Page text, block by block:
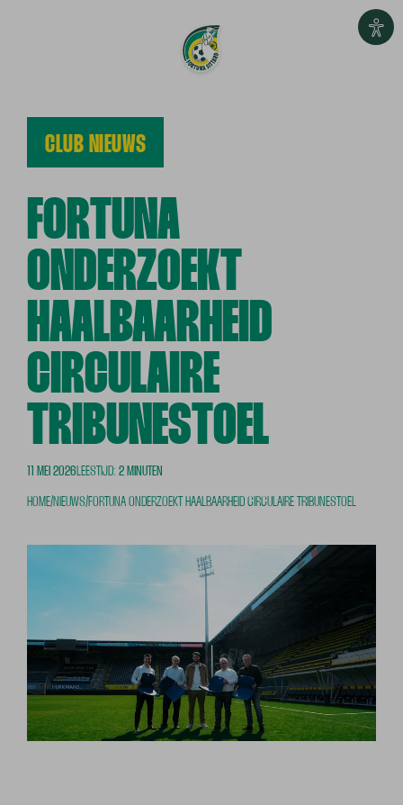
CLUB NIEUWS
FORTUNA
ONDERZOEKT
HAALBAARHEID
CIRCULAIRE
TRIBUNESTOEL
11 MEI 2026LEESTIJD: 2 MINUTEN
HOME/NIEUWS/FORTUNA ONDERZOEKT HAALBAARHEID CIRCULAIRE TRIBUNESTOEL